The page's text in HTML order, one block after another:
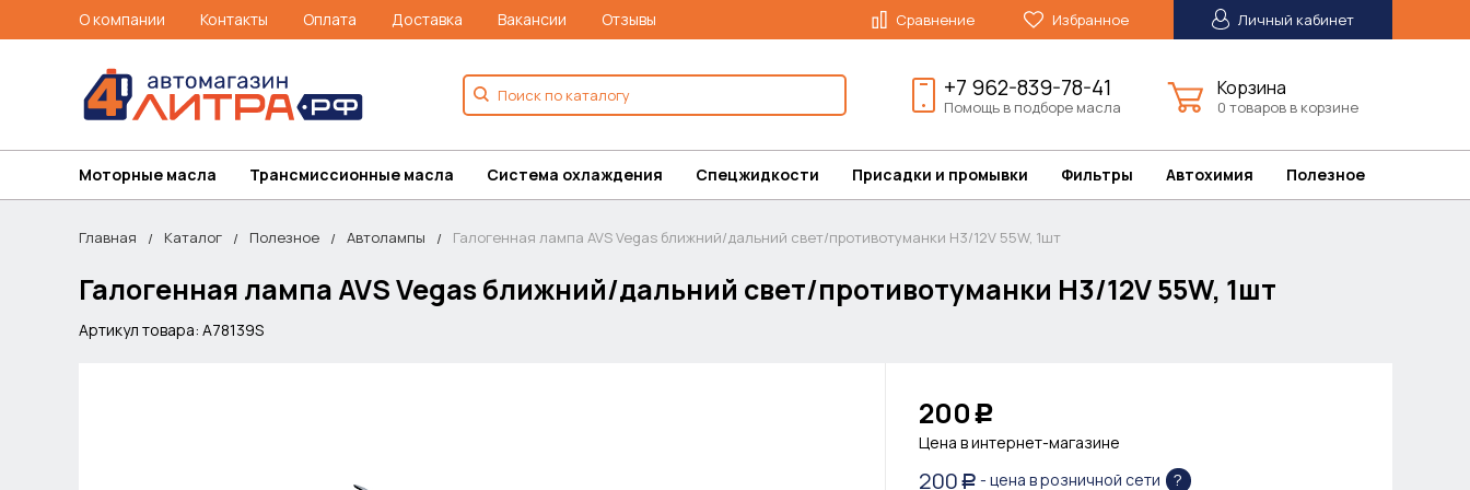
О компании Контакты Оплата Доставка Вакансии Отзывы Сравнение Избранное Личный кабинет
+7 962-839-78-41
Помощь в подборе масла
Корзина
0 товаров в корзине
Моторные масла Трансмиссионные масла Система охлаждения Спецжидкости Присадки и промывки Фильтры Автохимия Полезное
Главная Каталог Полезное Автолампы Галогенная лампа AVS Vegas ближний/дальний свет/противотуманки H3/12V 55W, 1шт
Галогенная лампа AVS Vegas ближний/дальний свет/противотуманки H3/12V 55W, 1шт
Артикул товара: A78139S
200 Р
Цена в интернет-магазине
200 Р - цена в розничной сети ?